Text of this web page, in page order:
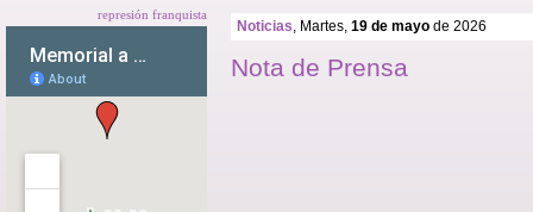
represión franquista
Noticias, Martes, 19 de mayo de 2026
Nota de Prensa